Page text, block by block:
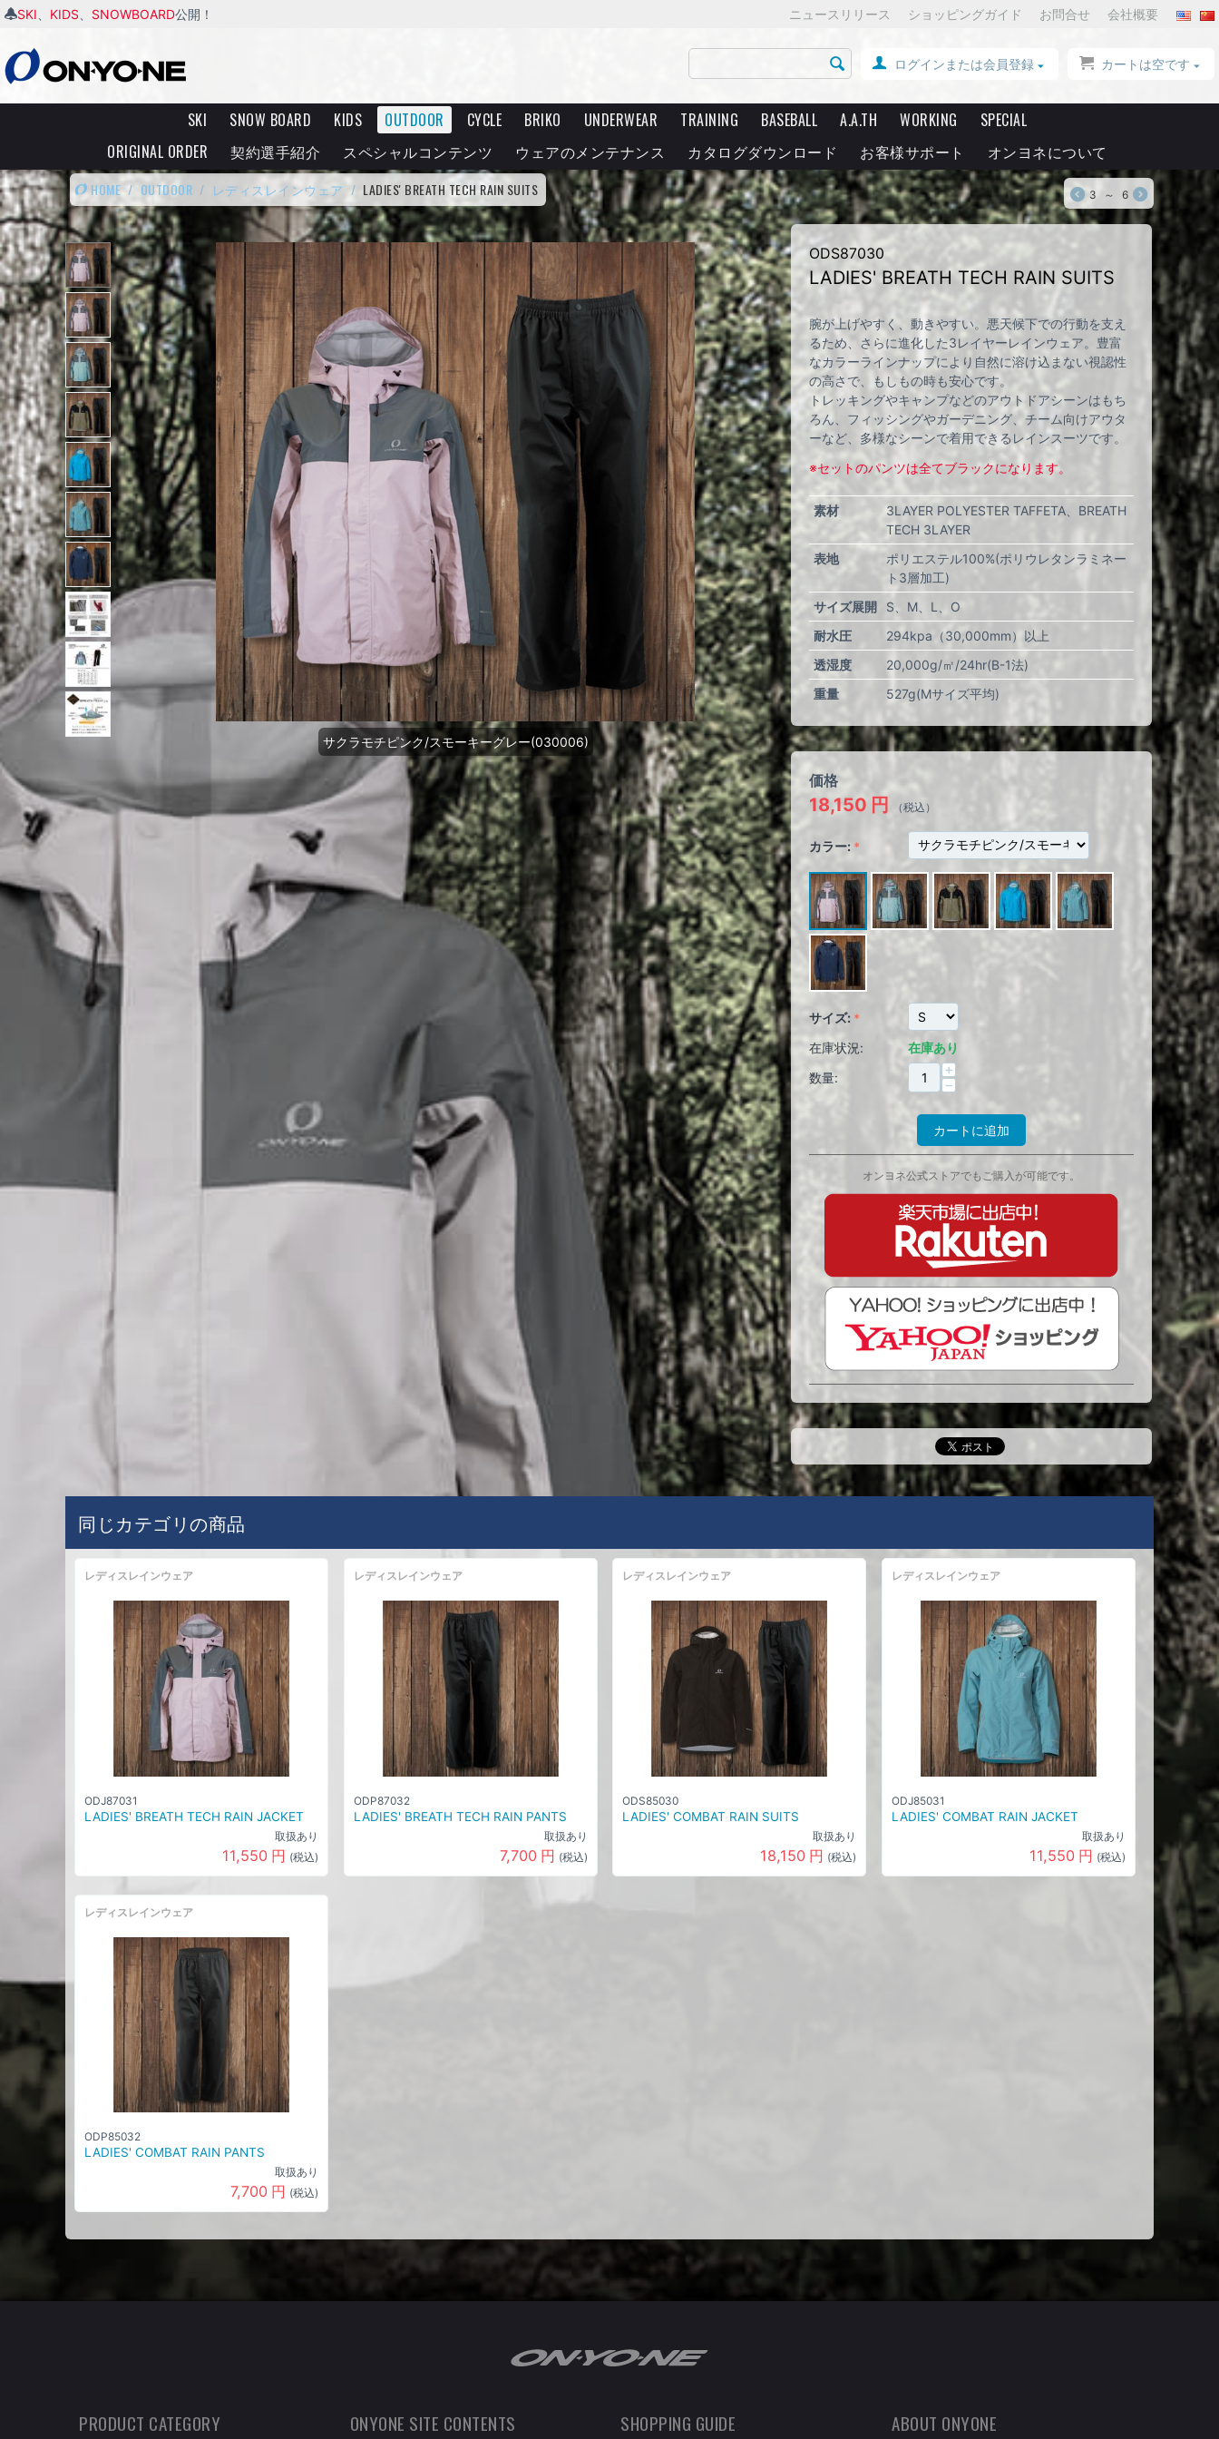
SKI KIDS SNOWBOARD公開！ ニュースリリース ショッピングガイド お問合せ 会社概要
カートは空です
ログインまたは会員登録
SKI SNOW BOARD KIDS OUTDOOR CYCLE BRIKO UNDERWEAR TRAINING BASEBALL A.A.TH WORKING
SPECIAL
ORIGINAL ORDER
契約選手紹介 スペシャルコンテンツ ウェアのメンテナンス カタログダウンロード お客様サポート オンヨネについて
HOME / OUTDOOR / レディスレインウェア / LADIES' BREATH TECH RAIN SUITS 3 ～ 6
サクラモチピンク/スモーキーグレー(030006)
ODS87030
LADIES' BREATH TECH RAIN SUITS
腕が上げやすく、動きやすい。悪天候下での行動を支え
るため、さらに進化した3レイヤーレインウェア。豊富
なカラーラインナップにより自然に溶け込まない視認性
の高さで、もしもの時も安心です。
トレッキングやキャンプなどのアウトドアシーンはもち
ろん、フィッシングやガーデニング、チーム向けアウタ
ーなど、多様なシーンで着用できるレインスーツです。
※セットのパンツは全てブラックになります。
素材
3LAYER POLYESTER TAFFETA、BREATH
TECH 3LAYER
表地
ポリエステル100%(ポリウレタンラミネー
ト3層加工)
サイズ展開
S M L
O
耐水圧
294kpa（30,000mm）以上
透湿度
20,000g/㎡/24hr(B-1法)
重量
527g(Mサイズ平均)
価格
18,150 円 （税込）
カラー:
サイズ:
在庫状況:
在庫あり
数量:
+
−
カートに追加
オンヨネ公式ストアでもご購入が可能です。
同じカテゴリの商品
レディスレインウェア
ODJ87031
LADIES' BREATH TECH RAIN JACKET
取扱あり
11,550 円 (税込)
レディスレインウェア
ODP87032
LADIES' BREATH TECH RAIN PANTS
取扱あり
7,700 円 (税込)
レディスレインウェア
ODS85030
LADIES' COMBAT RAIN SUITS
取扱あり
18,150 円 (税込)
レディスレインウェア
ODJ85031
LADIES' COMBAT RAIN JACKET
取扱あり
11,550 円 (税込)
レディスレインウェア
ODP85032
LADIES' COMBAT RAIN PANTS
取扱あり
7,700 円 (税込)
PRODUCT CATEGORY ONYONE SITE CONTENTS SHOPPING GUIDE ABOUT ONYONE